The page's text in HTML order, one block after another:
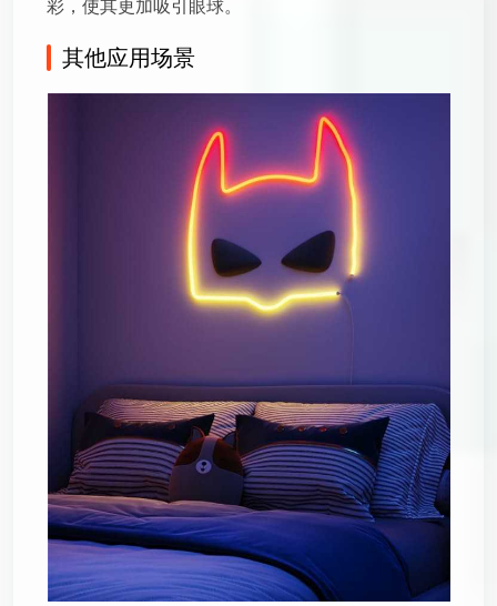
彩，使其更加吸引眼球。
其他应用场景